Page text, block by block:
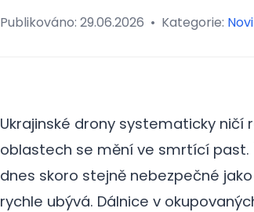
Publikováno: 29.06.2026 • Kategorie:
Ukrajinské drony systematicky ničí
oblastech se mění ve smrtící
dnes skoro stejně nebezpečné
rychle ubývá. Dálnice v